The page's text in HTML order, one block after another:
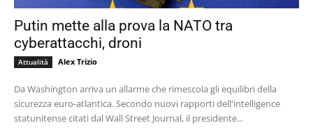
Putin mette alla prova la NATO tra
cyberattacchi, droni
Attualità Alex Trizio
Da Washington arriva un allarme che rimescola gli equilibri della
sicurezza euro-atlantica. Secondo nuovi rapporti dell'intelligence
statunitense citati dal Wall Street Journal, il presidente...